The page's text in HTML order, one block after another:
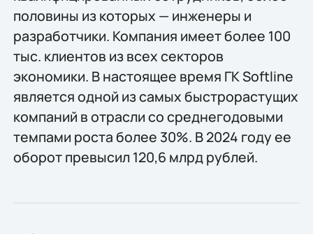
половины из которых — инженеры и
разработчики. Компания имеет более 100
тыс. клиентов из всех секторов
экономики. В настоящее время ГК Softline
является одной из самых быстрорастущих
компаний в отрасли со среднегодовыми
темпами роста более 30%. В 2024 году ее
оборот превысил 120,6 млрд рублей.